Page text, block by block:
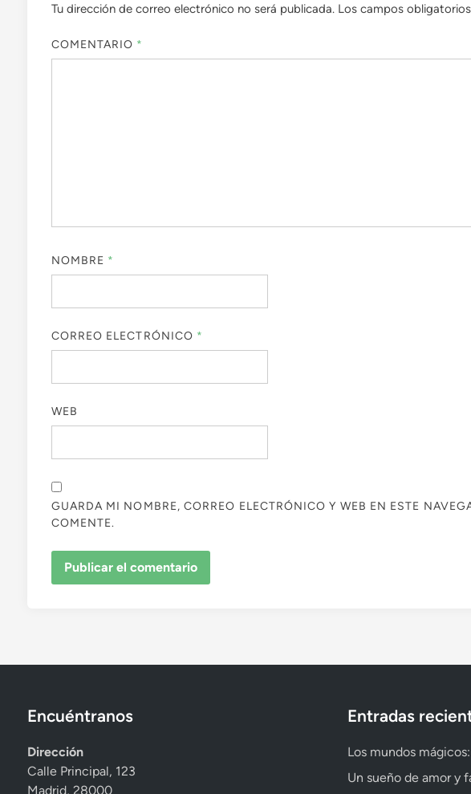
Tu dirección de correo electrónico no será publicada. Los campos
COMENTARIO *
NOMBRE *
CORREO ELECTRÓNICO *
WEB
GUARDA MI NOMBRE, CORREO ELECTRÓNICO Y WEB EN ESTE
COMENTE.
Encuéntranos
Dirección
Calle Principal, 123
Madrid, 28000
Entradas
Los mundos
Un sueño de amor y